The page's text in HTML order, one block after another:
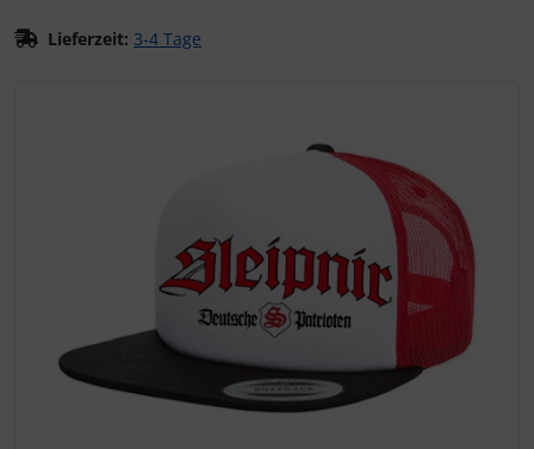
Lieferzeit: 3-4 Tage